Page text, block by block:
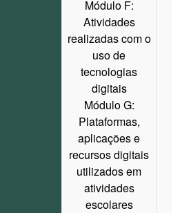
Módulo F:
Atividades
realizadas com o
uso de
tecnologias
digitais
Módulo G:
Plataformas,
aplicações e
recursos digitais
utilizados em
atividades
escolares